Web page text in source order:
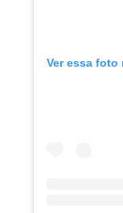
Ver essa foto